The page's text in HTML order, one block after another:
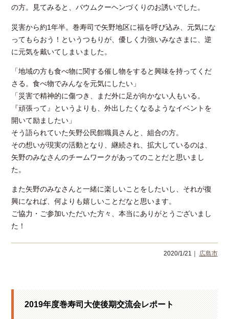
の方。見てみると、バウムクーヘンづくりのお誘いでした。
災害から約1年半。巻寿司で矢野地区に福を呼び込み、元気にな
ってもらおう！というつもりが、優しく力強いみなさまに、逆
に元気を戴いてしまいました。
「地域の方も食べ物に関する催し物をすると興味を持ってくだ
さる。食べ物でみんなを元気にしたい」
「災害で精神的に傷つき、まだ外に足が向かない人もいる。
『頑張って』というよりも、外出したくなるようなイベントを
開いて励ましたい」
そう語られていた矢野公民館職員さんと、組合の方。
その想いが現実の活動となり、継続され、拡大しているのは、
矢野のみなさんのチームワークがあってのことだと思いまし
た。
また矢野のみなさんと一緒に楽しいことをしたいし、それが復
興になれば、何よりも嬉しいことだなと思います。
ご協力・ご参加いただいた方々、本当にありがとうございまし
た！
2020/1/21｜ 広島市
2019年度巻寿司大使後期交流会レポート